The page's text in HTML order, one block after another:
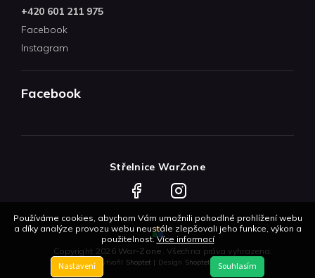
Používáme cookies, abychom Vám umožnili pohodlné prohlížení webu
a díky analýze provozu webu neustále zlepšovali jeho funkce, výkon a
použitelnost.Více informací
Nastavení Souhlasím
+420 601 211 975
Facebook
Instagram
Facebook
Copyright 2026 War-Zone . Všechna práva vyhrazena.
Vytvořil Shoptet | Design Shoptetak.cz
Střelnice WarZone
FacebookInstagram